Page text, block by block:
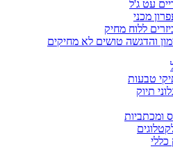
עט ג'ל
מכני
ללוח מחיק
והדגשה טושים לא מחיקים
טבעות
תיוק
ומכתביות
כללי